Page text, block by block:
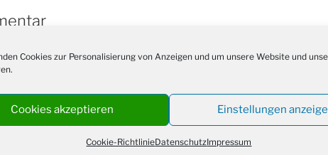
Cookies zur Personalisierung von Anzeigen und um unsere Website und
Cookies akzeptieren Einstellungen
Cookie-RichtlinieDatenschutzImpressum
veröffentlicht.
Erforderliche Felder
03.12.
am
10-12